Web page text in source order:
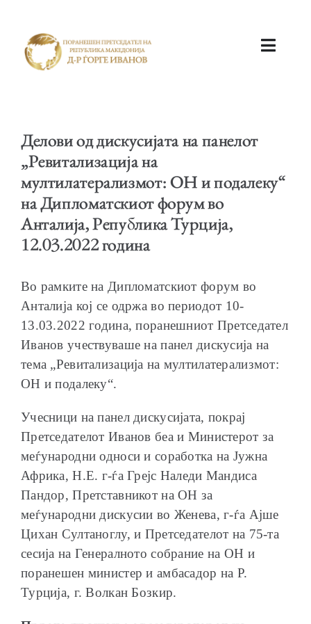
КАБИНЕТ
АКТИВНОСТИ
ОБРАЌАЊА
ШКОЛА ЗА МЛАДИ ЛИДЕРИ
ПРМ 2009-2019
Делови од дискусијата на панелот
„Ревитализација на
мултилатерализмот: ОН и подалеку“
на Дипломатскиот форум во
Анталија, Република Турција,
12.03.2022 година
Во рамките на Дипломатскиот форум во
Анталија кој се одржа во периодот 10-
13.03.2022 година, поранешниот Претседател
Иванов учествуваше на панел дискусија на
тема „Ревитализација на мултилатерализмот:
ОН и подалеку“.
Учесници на панел дискусијата, покрај
Претседателот Иванов беа и Министерот за
меѓународни односи и соработка на Јужна
Африка, Н.Е. г-ѓа Грејс Наледи Мандиса
Пандор, Претставникот на ОН за
меѓународни дискусии во Женева, г-ѓа Ајше
Цихан Султаноглу, и Претседателот на 75-та
сесија на Генералното собрание на ОН и
поранешен министер и амбасадор на Р.
Турција, г. Волкан Бозкир.